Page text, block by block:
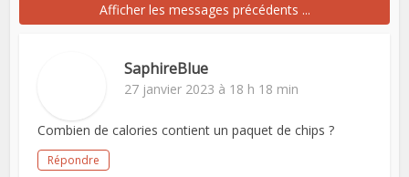
Afficher les messages précédents ...
SaphireBlue
27 janvier 2023 à 18 h 18 min
Combien de calories contient un paquet de chips ?
Répondre